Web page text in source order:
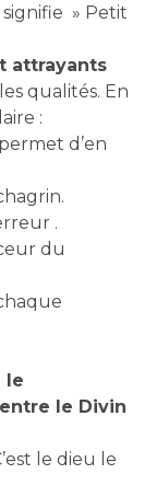
» Petit
attrayants
qualités. En
:
d’en
.
du
le
le Divin
le dieu le